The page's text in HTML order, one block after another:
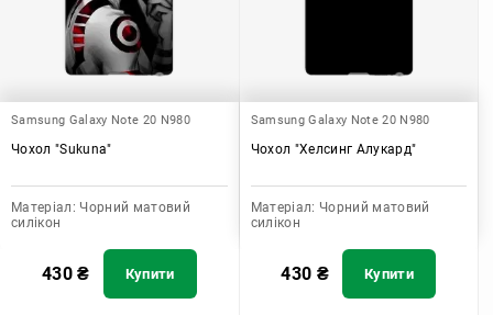
Samsung Galaxy Note 20 N980
Чохол "Sukuna"
Матеріал: Чорний матовий
силікон
430₴ Купити
Samsung Galaxy Note 20 N980
Чохол "Хелсинг Алукард"
Матеріал: Чорний матовий
силікон
430 ₴ Купити